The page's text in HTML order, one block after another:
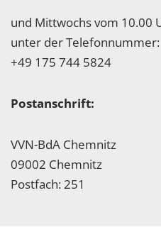
und Mittwochs vom 10.00
unter der Telefonnummer:
+49 175 744 5824
Postanschrift:
VVN-BdA Chemnitz
09002 Chemnitz
Postfach: 251